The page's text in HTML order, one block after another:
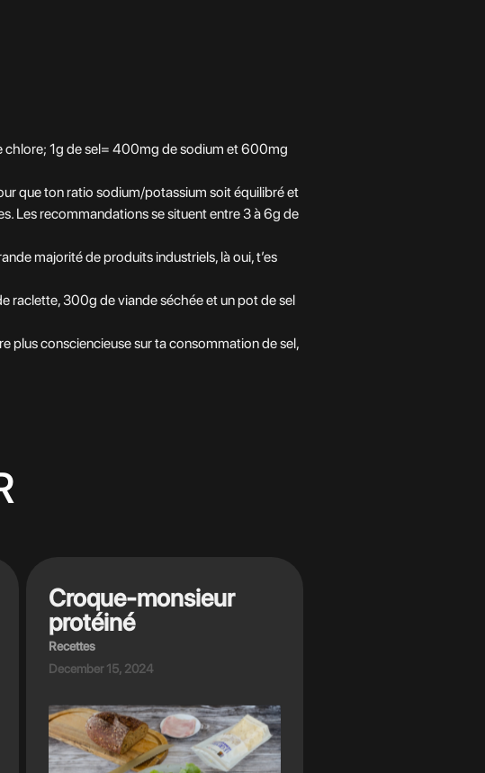
chlore; 1g de sel= 400mg de sodium et 600mg
que ton ratio sodium/potassium soit équilibré et
Les recommandations se situent entre 3 à 6g de
majorité de produits industriels, là oui, t’es
raclette, 300g de viande séchée et un pot de sel
plus consciencieuse sur ta consommation de sel,
Croque-monsieur
protéiné
Recettes
December 15, 2024